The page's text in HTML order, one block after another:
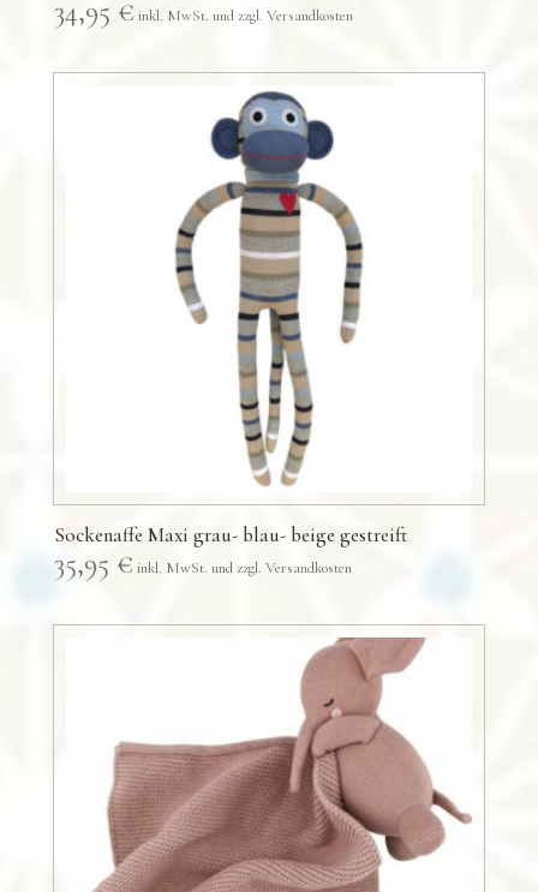
34,95 €
Sockenaffe Maxi grau- blau- beige gestreift
35,95 €